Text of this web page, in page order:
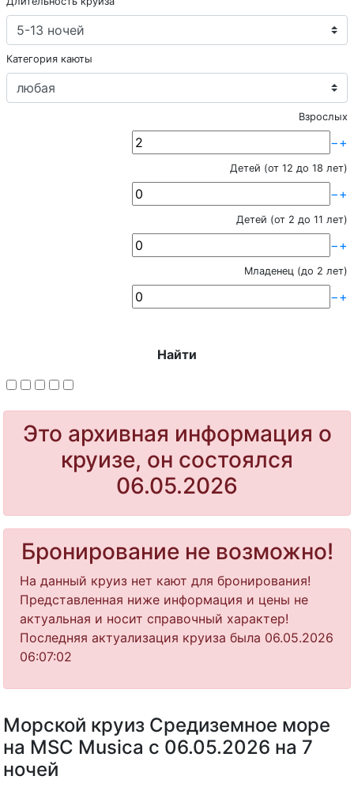
Категория каюты
Взрослых
−+
Детей (от 12 до 18 лет)
−+
Детей (от 2 до 11 лет)
−+
Младенец (до 2 лет)
−+
Найти
Это архивная информация о
круизе, он состоялся
06.05.2026
Бронирование не возможно!
На данный круиз нет кают для бронирования!
Представленная ниже информация и цены не
актуальная и носит справочный характер!
Последняя актуализация круиза была 06.05.2026
06:07:02
Морской круиз Средиземное море
на MSC Musica с 06.05.2026 на 7
ночей